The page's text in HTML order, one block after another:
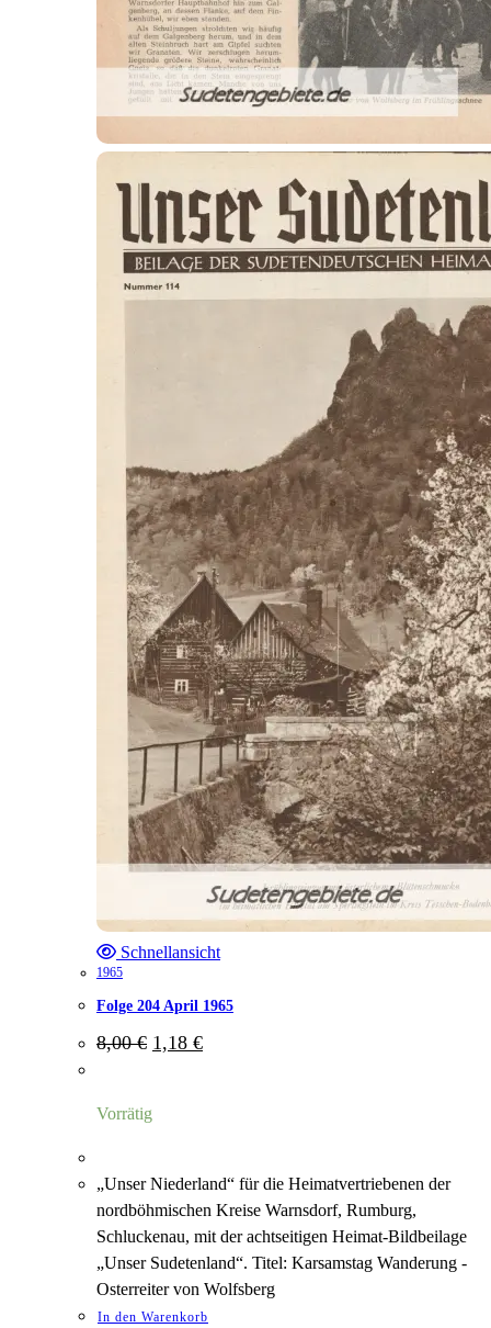
Schnellansicht
1965
Folge 204 April 1965
8,00€ Ursprünglicher
Preis
1,18 €Aktueller
Preis
Vorrätig
„Unser Niederland“ für die Heimatvertriebenen der
nordböhmischen Kreise Warnsdorf, Rumburg,
Schluckenau, mit der achtseitigen Heimat-Bildbeilage
„Unser Sudetenland“. Titel: Karsamstag Wanderung -
Osterreiter von Wolfsberg
In den Warenkorb